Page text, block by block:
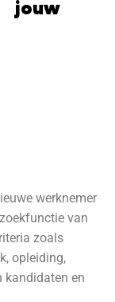
jouw
werknemer
van
zoals
opleiding,
kandidaten en